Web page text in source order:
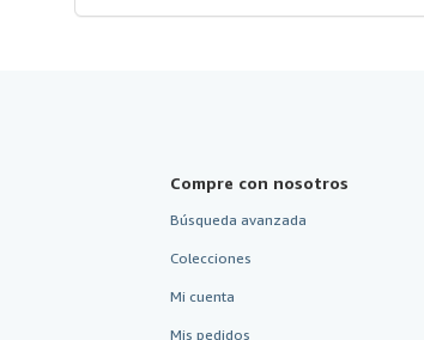
Compre con nosotros
Búsqueda avanzada
Colecciones
Mi cuenta
Mis pedidos